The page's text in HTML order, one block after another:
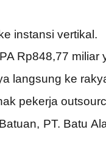
instansi vertikal.
Rp848,77 miliar
langsung ke
pekerja
PT. Batu